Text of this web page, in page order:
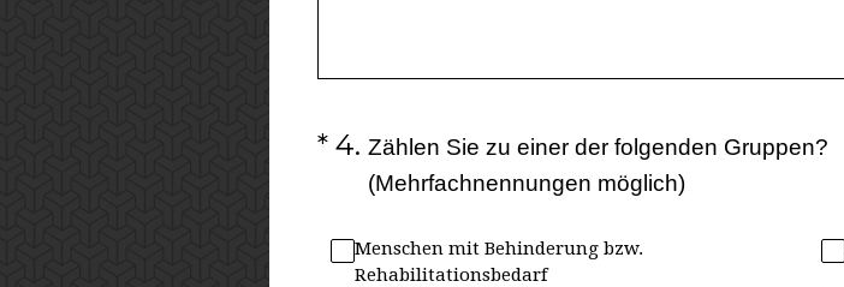
* 4. Zählen Sie zu einer der folgenden Gruppen?
(Mehrfachnennungen möglich)
(Erforderlich.)
Menschen mit Behinderung bzw.
Rehabilitationsbedarf